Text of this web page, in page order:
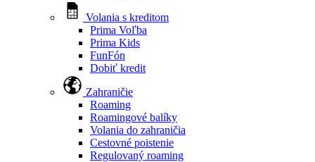
Volania s kreditom
Prima Voľba
Prima Kids
FunFón
Dobiť kredit
Zahraničie
Roaming
Roamingové balíky
Volania do zahraničia
Cestovné poistenie
Regulovaný roaming